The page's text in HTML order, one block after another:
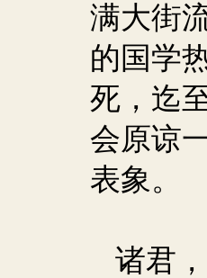
满大街
的国学
死，迄
会原谅
表象。
诸君